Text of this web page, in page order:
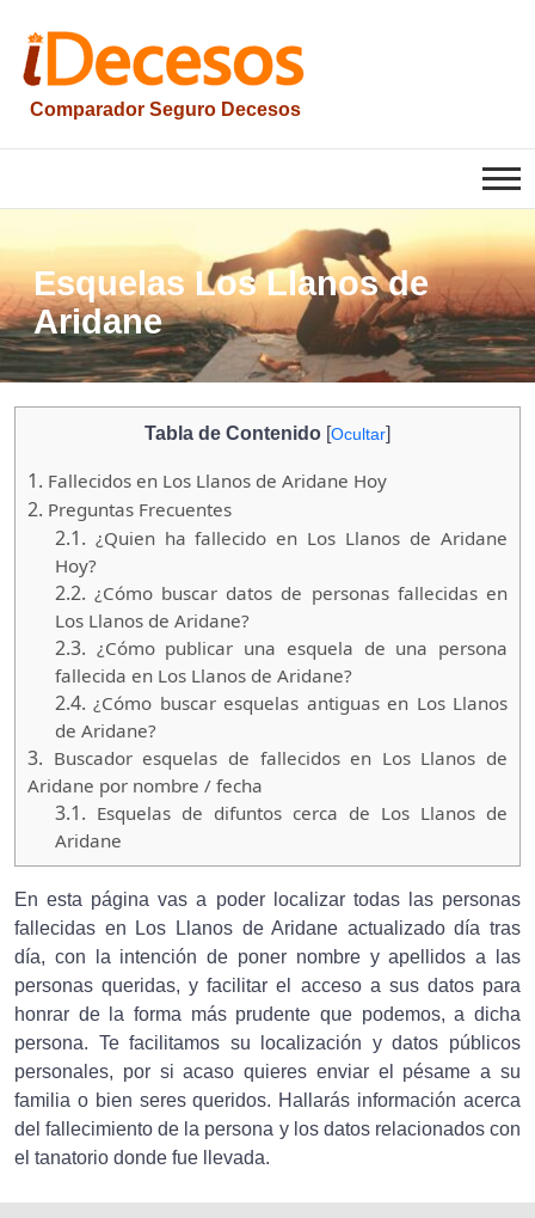
contenido
Comparador Seguro Decesos
iesquelas
Esquelas Los Llanos de
Aridane
Tabla de Contenido [Ocultar]
1. Fallecidos en Los Llanos de Aridane Hoy
2. Preguntas Frecuentes
2.1. ¿Quien ha fallecido en Los Llanos de Aridane
Hoy?
2.2. ¿Cómo buscar datos de personas fallecidas en
Los Llanos de Aridane?
2.3. ¿Cómo publicar una esquela de una persona
fallecida en Los Llanos de Aridane?
2.4. ¿Cómo buscar esquelas antiguas en Los Llanos
de Aridane?
3. Buscador esquelas de fallecidos en Los Llanos de
Aridane por nombre / fecha
3.1. Esquelas de difuntos cerca de Los Llanos de
Aridane
En esta página vas a poder localizar todas las personas
fallecidas en Los Llanos de Aridane actualizado día tras
día, con la intención de poner nombre y apellidos a las
personas queridas, y facilitar el acceso a sus datos para
honrar de la forma más prudente que podemos, a dicha
persona. Te facilitamos su localización y datos públicos
personales, por si acaso quieres enviar el pésame a su
familia o bien seres queridos. Hallarás información acerca
del fallecimiento de la persona y los datos relacionados con
el tanatorio donde fue llevada.